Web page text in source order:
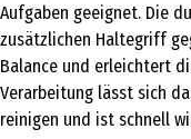
Aufgaben geeignet. Die
zusätzlichen Haltegriff
Balance und erleichtert
Verarbeitung lässt sich
reinigen und ist schnell